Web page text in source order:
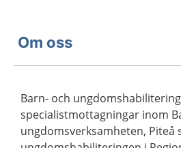
Om oss
Barn- och
specialistmottagningar inom
ungdomsverksamheten, Piteå